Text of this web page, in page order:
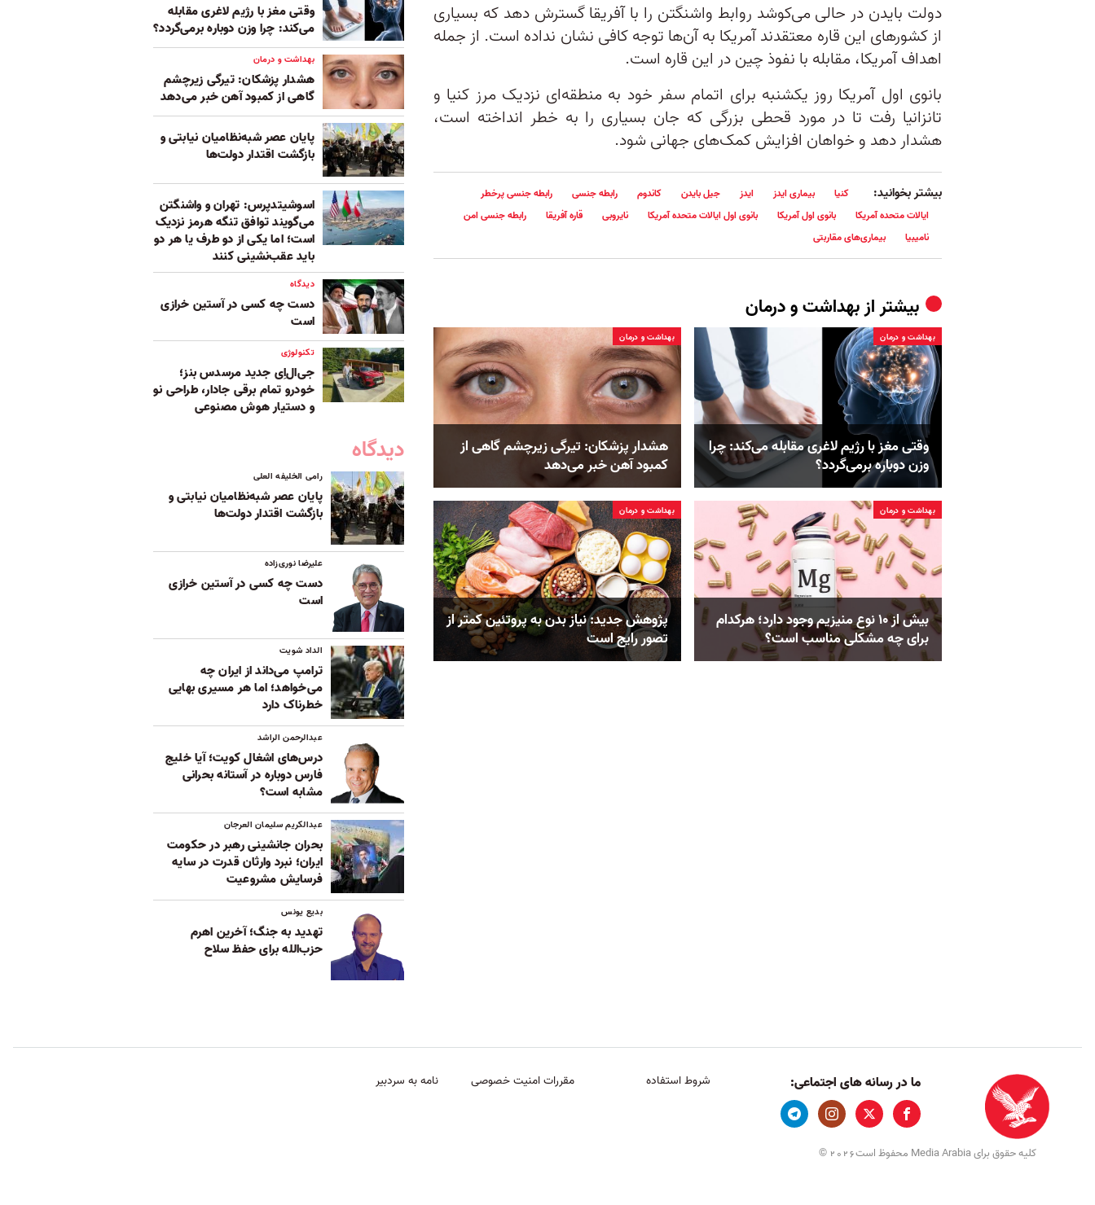
دولت بایدن در حالی می‌کوشد روابط واشنگتن را با آفریقا گسترش دهد که بسیاری
از کشورهای این قاره معتقدند آمریکا به آن‌ها توجه کافی نشان نداده است. از جمله
اهداف آمریکا، مقابله با نفوذ چین در این قاره است.
بانوی اول آمریکا روز یکشنبه برای اتمام سفر خود به منطقه‌ای نزدیک مرز کنیا و
تانزانیا رفت تا در مورد قحطی بزرگی که جان بسیاری را به خطر انداخته است،
هشدار دهد و خواهان افزایش کمک‌های جهانی شود.
بیشتر بخوانید: کنیا بیماری ایدز ایدز جیل بایدن کاندوم رابطه جنسی
رابطه جنسی پرخطر
ایالات متحده آمریکا
بانوی اول آمریکا بانوی اول ایالات متحده آمریکا نایروبی قاره آفریقا
رابطه جنسی امن
نامیبیا
بیماری‌های مقاربتی
بیشتر ازبهداشت و درمان
بهداشت و درمان
وقتی مغز با رژیم لاغری مقابله می‌کند: چرا
وزن دوباره برمی‌گردد؟
بهداشت و درمان
هشدار پزشکان: تیرگی زیرچشم گاهی از
کمبود آهن خبر می‌دهد
بهداشت و درمان
بیش از ۱۰ نوع منیزیم وجود دارد؛ هر‌کدام
برای چه مشکلی مناسب‌ است؟
بهداشت و درمان
پژوهش جدید: نیاز بدن به پروتئین کمتر از
تصور رایج است
وقتی مغز با رژیم لاغری مقابله
می‌کند: چرا وزن دوباره برمی‌گردد؟
بهداشت و درمان
هشدار پزشکان: تیرگی زیرچشم
گاهی از کمبود آهن خبر می‌دهد
پایان عصر شبه‌نظامیان نیابتی و
بازگشت اقتدار دولت‌ها
اسوشیتدپرس: تهران و واشنگتن
می‌گویند توافق تنگه هرمز نزدیک
است؛ اما یکی از دو طرف یا هر دو
باید عقب‌نشینی کنند
دیدگاه
دست چه کسی در آستین خرازی
است
تکنولوژی
جی‌ال‌اِی جدید مرسدس بنز؛
خودرو تمام برقی جادار، طراحی نو
و دستیار هوش مصنوعی
دیدگاه
رامی الخلیفه العلی
پایان عصر شبه‌نظامیان نیابتی و
بازگشت اقتدار دولت‌ها
علیرضا نوری‌زاده
دست چه کسی در آستین خرازی
است
الداد شویت
ترامپ می‌داند از ایران چه
می‌خواهد؛ اما هر مسیری بهایی
خطرناک دارد
عبدالرحمن الراشد
درس‌های اشغال کویت؛ آیا خلیج
فارس دوباره در آستانه بحرانی
مشابه است؟
عبدالکریم سلیمان العرجان
بحران جانشینی رهبر در حکومت
ایران؛ نبرد وارثان قدرت در سایه
فرسایش مشروعیت
بدیع یونس
تهدید به جنگ؛ آخرین اهرم
حزب‌الله برای حفظ سلاح
ما در رسانه های اجتماعی: شروط استفاده مقررات امنیت خصوصی نامه به سردبیر
کلیه حقوق برای Media Arabia محفوظ است 2026
©